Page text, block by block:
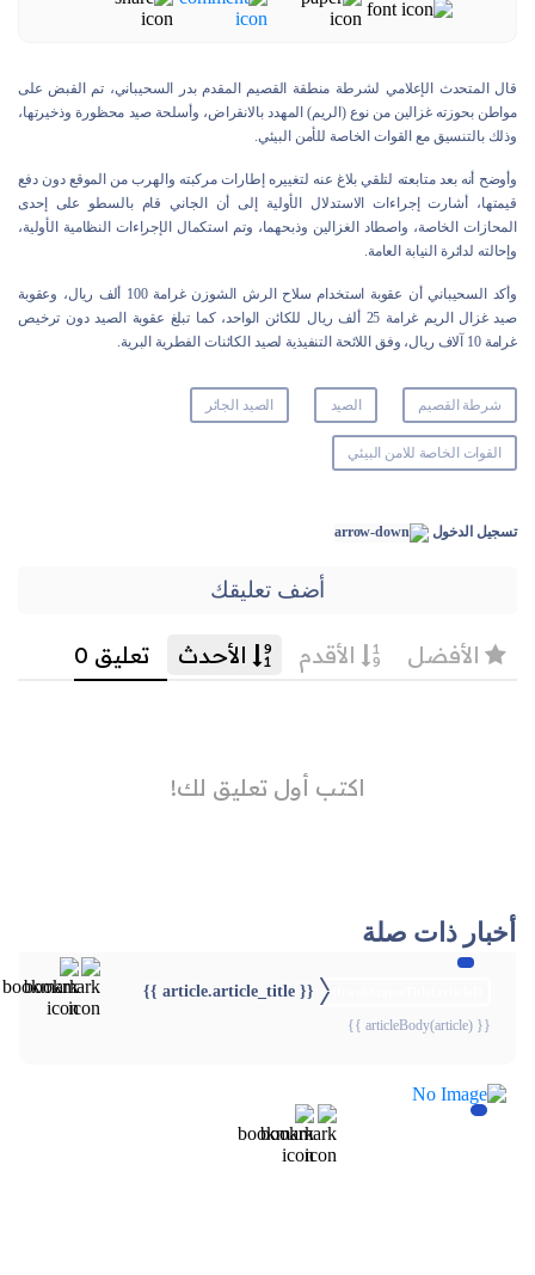
قال المتحدث الإعلامي لشرطة منطقة القصيم المقدم بدر السحيباني، تم القبض على
مواطن بحوزته غزالين من نوع (الريم) المهدد بالانقراض، وأسلحة صيد محظورة وذخيرتها،
وذلك بالتنسيق مع القوات الخاصة للأمن البيئي.
وأوضح أنه بعد متابعته لتلقي بلاغ عنه لتغييره إطارات مركبته والهرب من الموقع دون دفع
قيمتها، أشارت إجراءات الاستدلال الأولية إلى أن الجاني قام بالسطو على إحدى
المحازات الخاصة، واصطاد الغزالين وذبحهما، وتم استكمال الإجراءات النظامية الأولية،
وإحالته لدائرة النيابة العامة.
وأكد السحيباني أن عقوبة استخدام سلاح الرش الشوزن غرامة 100 ألف ريال، وعقوبة
صيد غزال الريم غرامة 25 ألف ريال للكائن الواحد، كما تبلغ عقوبة الصيد دون ترخيص
غرامة 10 آلاف ريال، وفق اللائحة التنفيذية لصيد الكائنات الفطرية البرية.
شرطة القصيم الصيد الصيد الجائر
القوات الخاصة للامن البيئي
تسجيل الدخول
أضف تعليقك
أخبار ذات صلة
{{ article.article_title }}
{{ articleBody(article) }}